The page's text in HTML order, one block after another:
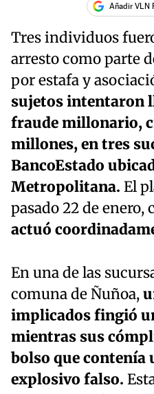
Añadir VLN
Tres individuos
arresto como parte
por estafa y
sujetos intentaron
fraude millonario,
millones, en tres
BancoEstado
Metropolitana. El
pasado 22 de enero,
actuó
En una de las
comuna de Ñuñoa,
implicados fingió
mientras sus
bolso que contenía
explosivo falso.